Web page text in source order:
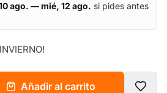
ago. — mié, 12 ago. si pides antes
Añadir al carrito